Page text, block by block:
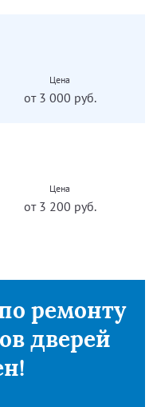
Цена
от 3 000 руб.
Цена
от 3 200 руб.
ремонту
дверей